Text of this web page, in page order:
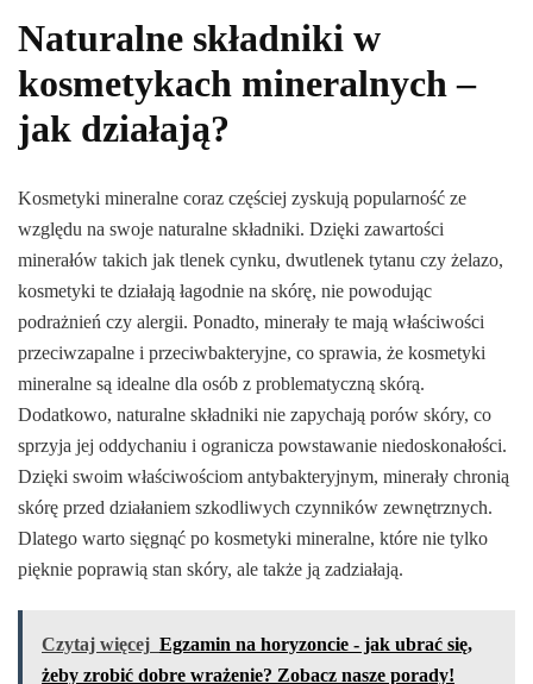
Naturalne składniki w
kosmetykach mineralnych –
jak działają?
Kosmetyki mineralne coraz częściej zyskują popularność ze
względu na swoje naturalne składniki. Dzięki zawartości
minerałów takich jak tlenek cynku, dwutlenek tytanu czy żelazo,
kosmetyki te działają łagodnie na skórę, nie powodując
podrażnień czy alergii. Ponadto, minerały te mają właściwości
przeciwzapalne i przeciwbakteryjne, co sprawia, że kosmetyki
mineralne są idealne dla osób z problematyczną skórą.
Dodatkowo, naturalne składniki nie zapychają porów skóry, co
sprzyja jej oddychaniu i ogranicza powstawanie niedoskonałości.
Dzięki swoim właściwościom antybakteryjnym, minerały chronią
skórę przed działaniem szkodliwych czynników zewnętrznych.
Dlatego warto sięgnąć po kosmetyki mineralne, które nie tylko
pięknie poprawią stan skóry, ale także ją zadziałają.
Czytaj więcej Egzamin na horyzoncie - jak ubrać się,
żeby zrobić dobre wrażenie? Zobacz nasze porady!